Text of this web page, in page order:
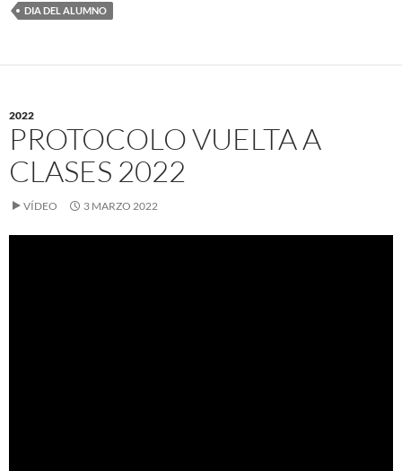
DIA DEL ALUMNO
2022
PROTOCOLO VUELTA A
CLASES 2022
VÍDEO 3 MARZO 2022